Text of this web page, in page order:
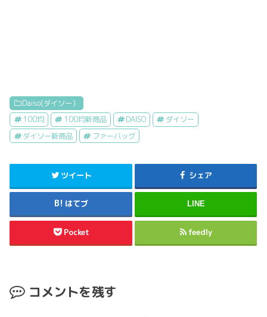
Daiso(ダイソー）
100均
100均新商品 DAISO
ダイソー
ダイソー新商品
ファーバッグ
ツイート シェア
はてブ LINE
Pocket feedly
コメントを残す